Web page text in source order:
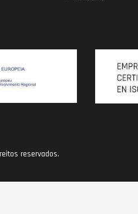
reservados.